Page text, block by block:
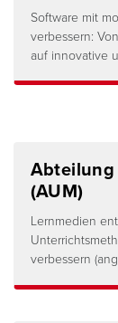
Software mit
verbessern:
auf innovative
(AUM)
Lernmedien
verbessern